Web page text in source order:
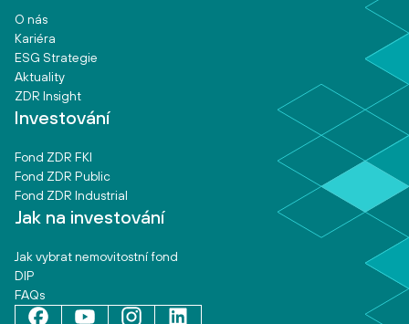
O nás
Kariéra
ESG Strategie
Aktuality
ZDR Insight
Investování
Fond ZDR FKI
Fond ZDR Public
Fond ZDR Industrial
Jak na investování
Jak vybrat nemovitostní fond
DIP
FAQs